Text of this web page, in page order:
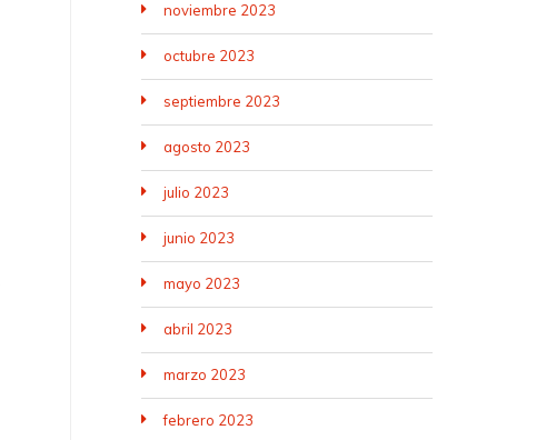
noviembre 2023
octubre 2023
septiembre 2023
agosto 2023
julio 2023
junio 2023
mayo 2023
abril 2023
marzo 2023
febrero 2023